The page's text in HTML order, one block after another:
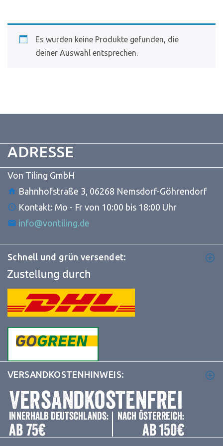
und ist auch sicher
und mal was
als immer nur
Es wurden keine Produkte gefunden, die
deiner Auswahl entsprechen.
ADRESSE
Von Tiling GmbH
Bahnhofstraße 3, 06268 Nemsdorf-Göhrendorf
Kontakt: Mo - Fr von 10:00 bis 18:00 Uhr
info@vontiling.de
Schnell und grün versendet:
VERSANDKOSTENHINWEIS: